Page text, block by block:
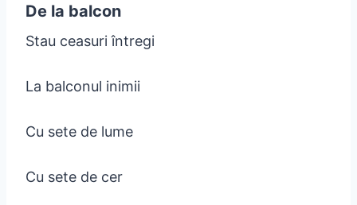
De la balcon
Stau ceasuri întregi
La balconul inimii
Cu sete de lume
Cu sete de cer